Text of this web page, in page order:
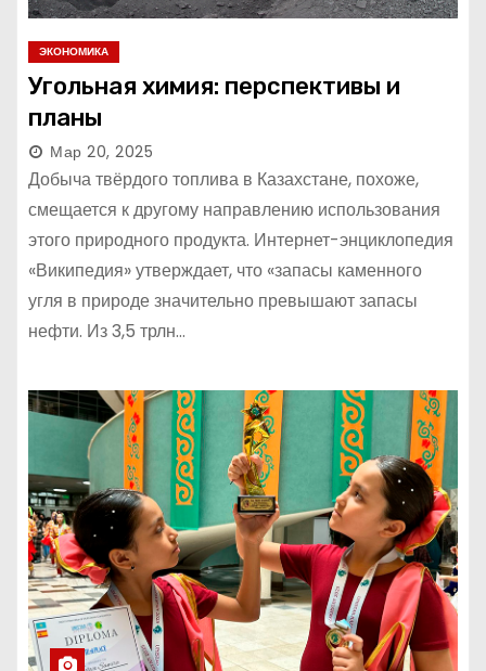
ЭКОНОМИКА
Угольная химия: перспективы и
планы
Мар 20, 2025
Добыча твёрдого топлива в Казахстане, похоже,
смещается к другому направлению использования
этого природного продукта. Интернет-энциклопедия
«Википедия» утверждает, что «запасы каменного
угля в природе значительно превышают запасы
нефти. Из 3,5 трлн…